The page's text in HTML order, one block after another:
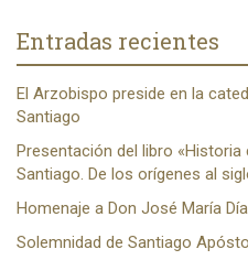
Entradas recientes
El Arzobispo preside en la
Santiago
Presentación del libro
Santiago. De los orígenes al
Homenaje a Don José María
Solemnidad de Santiago